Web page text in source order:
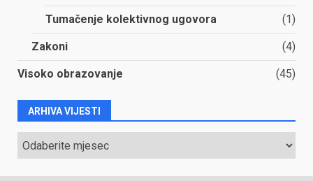
Tumačenje kolektivnog ugovora (1)
Zakoni (4)
Visoko obrazovanje (45)
ARHIVA VIJESTI
ARHIVA
VIJESTI